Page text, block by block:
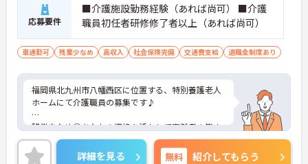
・経験者歓迎
→ 長期的なキャリア形成を目指せる環境です♪
応募要件
■介護施設勤務経験（あれば尚可） ■介護
職員初任者研修修了者以上（あれば尚可）
車通勤可 残業少なめ 高収入 社会保険完備 交通費支給 退職金制度あり
福岡県北九州市八幡西区に位置する、特別養護老人
ホームにて介護職員の募集です♪
残業少なめ◎あなたの資格を活かして高齢者の皆さ
まが安心して過ごせる空間づくりにチャレンジして
みませんか？詳細を見る 無料 紹介してもらう